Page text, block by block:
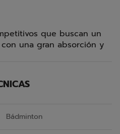
que buscan un
una gran absorción y
Bádminton